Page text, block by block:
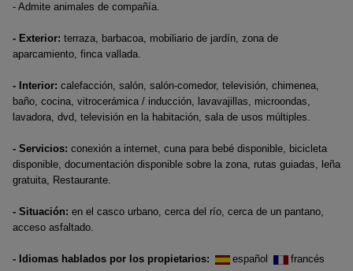
- Admite animales de compañía.
- Exterior: terraza, barbacoa, mobiliario de jardín, zona de
aparcamiento, finca vallada.
- Interior: calefacción, salón, salón-comedor, televisión, chimenea,
baño, cocina, vitrocerámica / inducción, lavavajillas, microondas,
lavadora, dvd, televisión en la habitación, sala de usos múltiples.
- Servicios: conexión a internet, cuna para bebé disponible, bicicleta
disponible, documentación disponible sobre la zona, rutas guiadas, leña
gratuita, Restaurante.
- Situación: en el casco urbano, cerca del río, cerca de un pantano,
acceso asfaltado.
- Idiomas hablados por los propietarios: español francés